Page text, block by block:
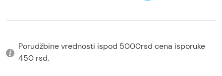
Porudžbine vrednosti ispod 5000rsd cena isporuke
450 rsd.